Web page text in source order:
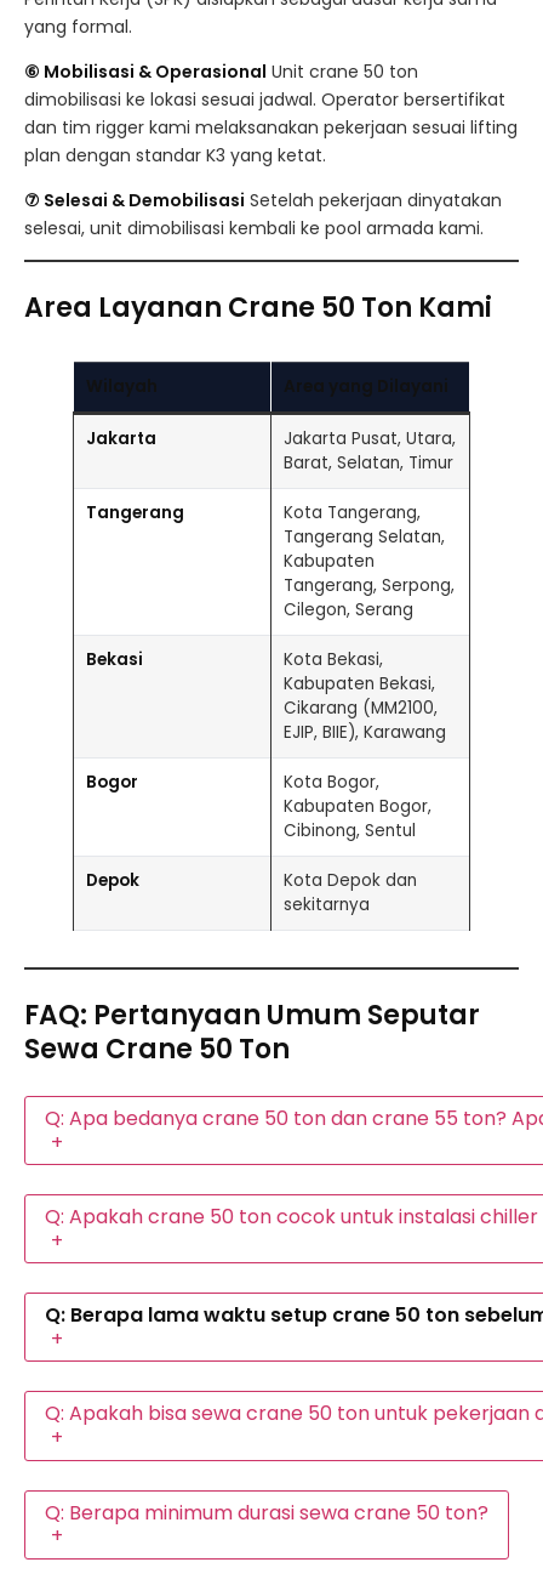
yang formal.
⑥ Mobilisasi & Operasional Unit crane 50 ton
dimobilisasi ke lokasi sesuai jadwal. Operator bersertifikat
dan tim rigger kami melaksanakan pekerjaan sesuai lifting
plan dengan standar K3 yang ketat.
⑦ Selesai & Demobilisasi Setelah pekerjaan dinyatakan
selesai, unit dimobilisasi kembali ke pool armada kami.
Area Layanan Crane 50 Ton Kami
Wilayah Area yang Dilayani
Jakarta
Jakarta Pusat, Utara,
Barat, Selatan, Timur
Tangerang
Kota Tangerang,
Tangerang Selatan,
Kabupaten
Tangerang, Serpong,
Cilegon, Serang
Bekasi
Kota Bekasi,
Kabupaten Bekasi,
Cikarang (MM2100,
EJIP, BIIE), Karawang
Bogor
Kota Bogor,
Kabupaten Bogor,
Cibinong, Sentul
Depok
Kota Depok dan
sekitarnya
FAQ: Pertanyaan Umum Seputar
Sewa Crane 50 Ton
Q: Apa bedanya crane 50 ton dan crane 55 ton?
+
Q: Apakah crane 50 ton cocok untuk instalasi
+
Q: Berapa lama waktu setup crane 50 ton
+
Q: Apakah bisa sewa crane 50 ton untuk
+
Q: Berapa minimum durasi sewa crane 50 ton?
+